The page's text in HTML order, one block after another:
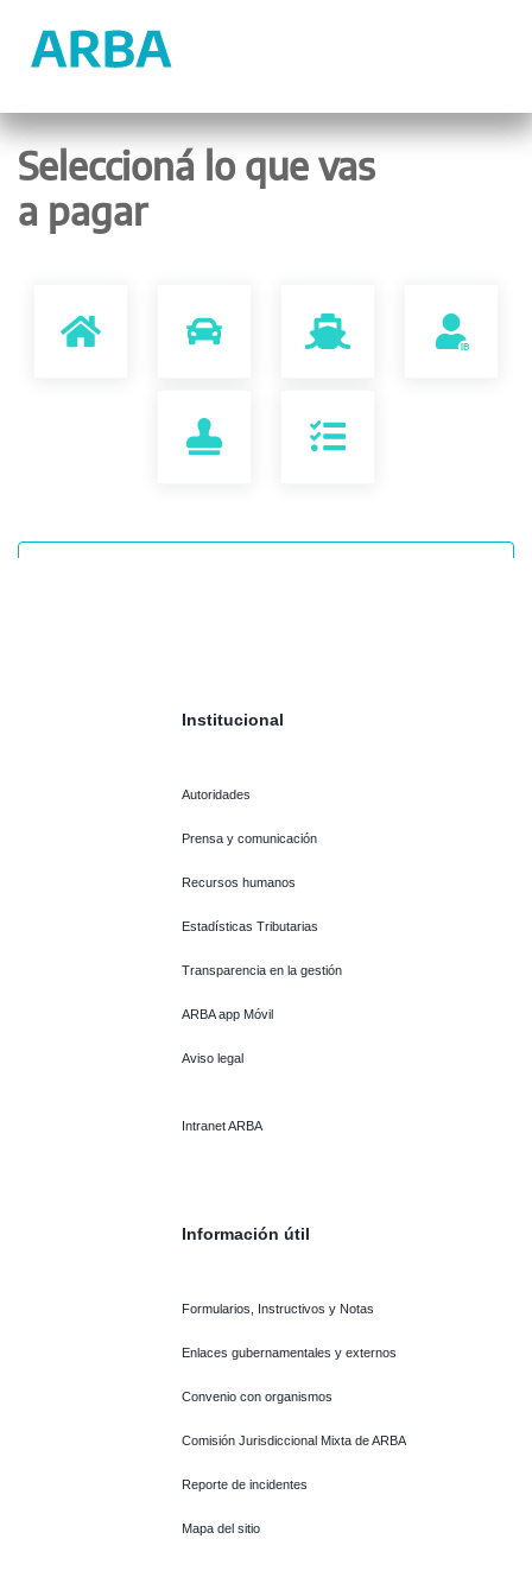
Institucional
Autoridades
Prensa y comunicación
Recursos humanos
Estadísticas Tributarias
Transparencia en la gestión
ARBA app Móvil
Aviso legal
Intranet ARBA
Información útil
Formularios, Instructivos y Notas
Enlaces gubernamentales y externos
Convenio con organismos
Comisión Jurisdiccional Mixta de ARBA
Reporte de incidentes
Mapa del sitio